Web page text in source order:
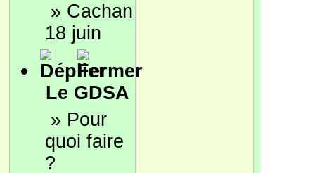
» Cachan
18 juin
Le GDSA
» Pour
quoi faire
?